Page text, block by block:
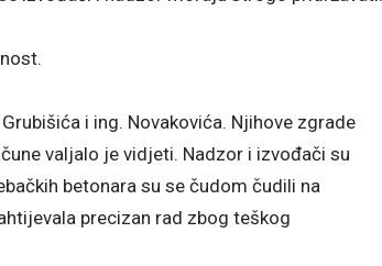
i ing. Novakovića. Njihove zgrade
valjalo je vidjeti. Nadzor i izvođači su
betonara su se čudom čudili na
precizan rad zbog teškog